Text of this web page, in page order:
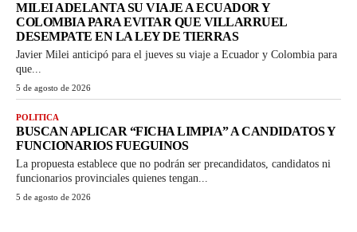
MILEI ADELANTA SU VIAJE A ECUADOR Y
COLOMBIA PARA EVITAR QUE VILLARRUEL
DESEMPATE EN LA LEY DE TIERRAS
Javier Milei anticipó para el jueves su viaje a Ecuador y Colombia para
que...
5 de agosto de 2026
POLITICA
BUSCAN APLICAR “FICHA LIMPIA” A CANDIDATOS Y
FUNCIONARIOS FUEGUINOS
La propuesta establece que no podrán ser precandidatos, candidatos ni
funcionarios provinciales quienes tengan...
5 de agosto de 2026